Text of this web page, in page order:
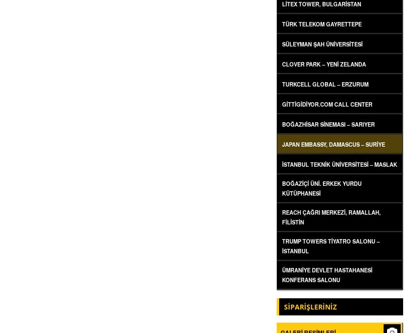
LITEX TOWER, BULGARISTAN
TÜRK TELEKOM GAYRETTEPE
SÜLEYMAN ŞAH ÜNIVERSITESI
CLOVER PARK – YENI ZELANDA
TURKCELL GLOBAL – ERZURUM
GITTIGIDIYOR.COM CALL CENTER
BOĞAZHISAR SINEMASI – SARIYER
JAPAN EMBASSY, DAMASCUS – SURIYE
İSTANBUL TEKNIK ÜNIVERSITESI – MASLAK
BOĞAZIÇI ÜNI. ERKEK YURDU
KÜTÜPHANESI
REACH ÇAĞRI MERKEZI, RAMALLAH,
FILISTIN
TRUMP TOWERS TIYATRO SALONU –
İSTANBUL
ÜMRANIYE DEVLET HASTAHANESI
KONFERANS SALONU
SİPARİŞLERİNİZ